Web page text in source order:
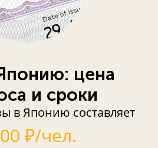
цена
и сроки
в Японию составляет
₽/чел.